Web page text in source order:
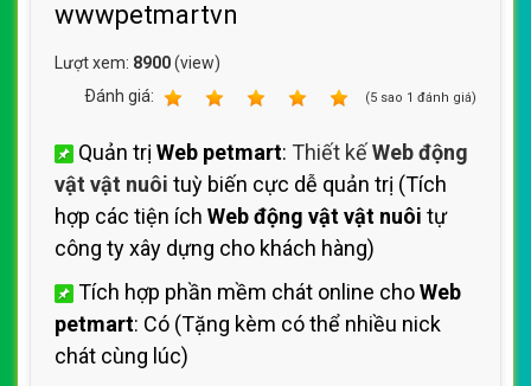
wwwpetmartvn
Lượt xem: 8900(view)
Ðánh giá:
(5 sao 1 đánh giá)
Quản trị Web petmart: Thiết kếWeb động
vật vật nuôi tuỳ biến cực dễ quản trị (Tích
hợp các tiện ích Web động vật vật nuôi tự
công ty xây dựng cho khách hàng)
Tích hợp phần mềm chát online choWeb
petmart: Có (Tặng kèm có thể nhiều nick
chát cùng lúc)